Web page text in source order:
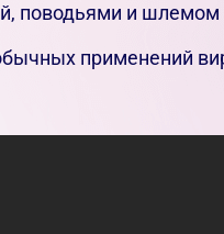
поводьями и шлемом
применений